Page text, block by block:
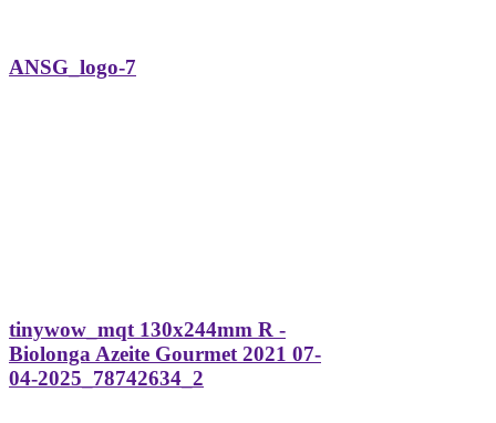
ANSG_logo-7
tinywow_mqt 130x244mm R -
Biolonga Azeite Gourmet 2021 07-
04-2025_78742634_2